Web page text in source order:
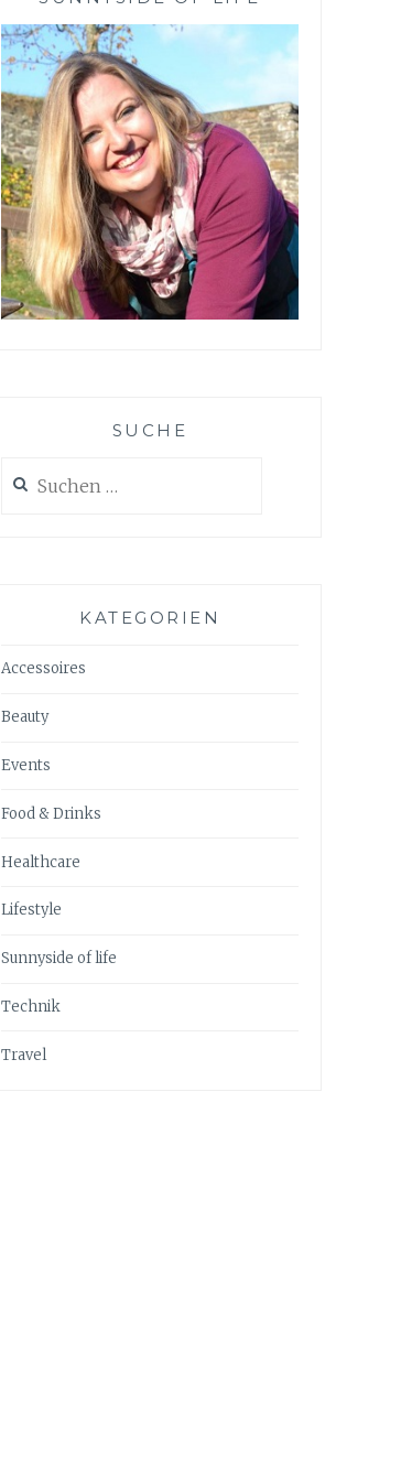
SUCHE
nach:
KATEGORIEN
Accessoires
Beauty
Events
Food & Drinks
Healthcare
Lifestyle
Sunnyside of life
Technik
Travel